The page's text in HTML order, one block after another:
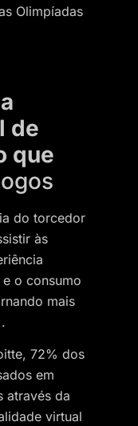
Olimpíadas
de
que
do torcedor
às
o consumo
mais
72% dos
em
através da
virtual